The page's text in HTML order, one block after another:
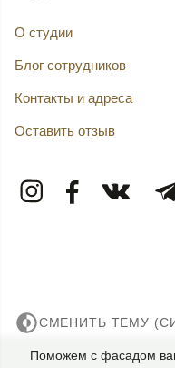
Поможем с фасадом
О студии
Блог сотрудников
Контакты и адреса
Оставить отзыв
СМЕНИТЬ ТЕМУ
© 2007——2026 Дизайн-